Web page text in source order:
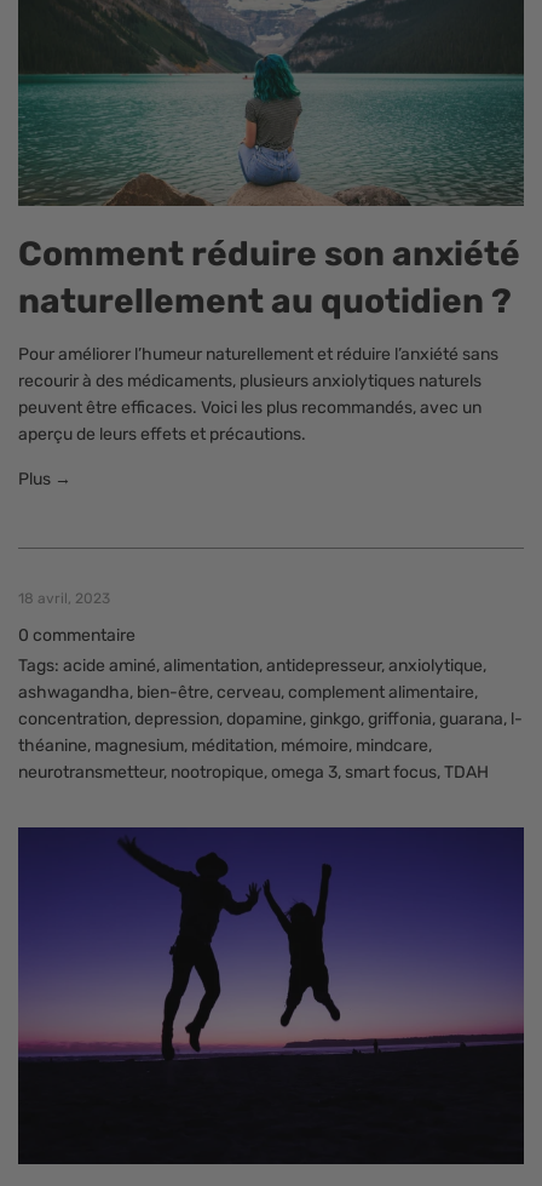
Comment réduire son anxiété
naturellement au quotidien ?
Pour améliorer l’humeur naturellement et réduire l’anxiété sans
recourir à des médicaments, plusieurs anxiolytiques naturels
peuvent être efficaces. Voici les plus recommandés, avec un
aperçu de leurs effets et précautions.
Plus →
18 avril, 2023
0 commentaire
Tags: acide aminé,alimentation,antidepresseur,anxiolytique,
ashwagandha, bien-être, cerveau, complement alimentaire,
concentration,depression,dopamine, ginkgo, griffonia, guarana, l-
théanine, magnesium, méditation, mémoire, mindcare,
neurotransmetteur, nootropique, omega 3, smart focus,TDAH